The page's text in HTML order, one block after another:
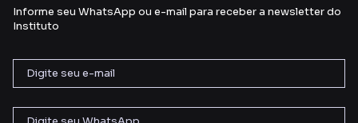
Informe seu WhatsApp ou e-mail para receber a newsletter do
Instituto